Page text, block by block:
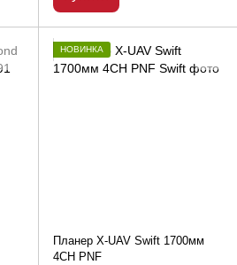
НОВИНКА
Планер X-UAV Swift 1700мм
4CH PNF